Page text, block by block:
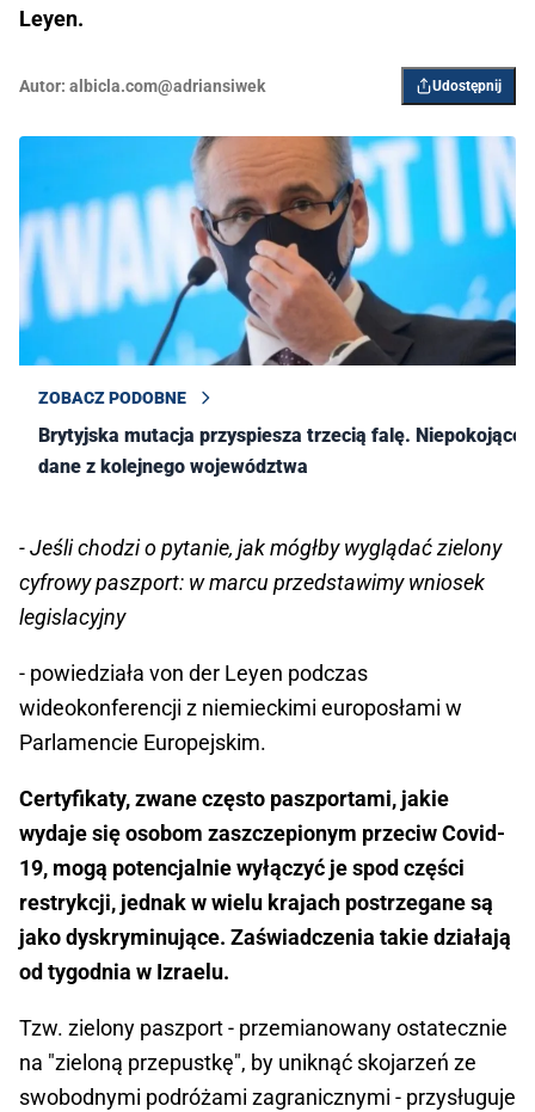
Leyen.
Autor: albicla.com@adriansiwek Udostępnij
ZOBACZ PODOBNE
Brytyjska mutacja przyspiesza trzecią falę. Niepokojące
dane z kolejnego województwa
- Jeśli chodzi o pytanie, jak mógłby wyglądać zielony
cyfrowy paszport: w marcu przedstawimy wniosek
legislacyjny
- powiedziała von der Leyen podczas
wideokonferencji z niemieckimi europosłami w
Parlamencie Europejskim.
Certyfikaty, zwane często paszportami, jakie
wydaje się osobom zaszczepionym przeciw Covid-
19, mogą potencjalnie wyłączyć je spod części
restrykcji, jednak w wielu krajach postrzegane są
jako dyskryminujące. Zaświadczenia takie działają
od tygodnia w Izraelu.
Tzw. zielony paszport - przemianowany ostatecznie
na "zieloną przepustkę", by uniknąć skojarzeń ze
swobodnymi podróżami zagranicznymi - przysługuje